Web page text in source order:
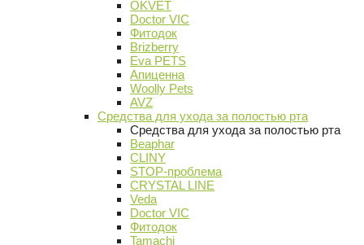
OKVET
Doctor VIC
Фитодок
Brizberry
Eva PETS
Апиценна
Woolly Pets
AVZ
Средства для ухода за полостью рта
Средства для ухода за полостью рта
Beaphar
CLINY
STOP-проблема
CRYSTAL LINE
Veda
Doctor VIC
Фитодок
Tamachi